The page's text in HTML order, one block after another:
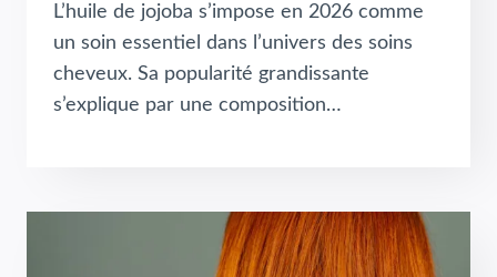
L’huile de jojoba s’impose en 2026 comme
un soin essentiel dans l’univers des soins
cheveux. Sa popularité grandissante
s’explique par une composition…